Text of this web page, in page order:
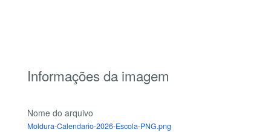
Informações da imagem
Nome do arquivo
Moldura-Calendario-2026-Escola-PNG.png